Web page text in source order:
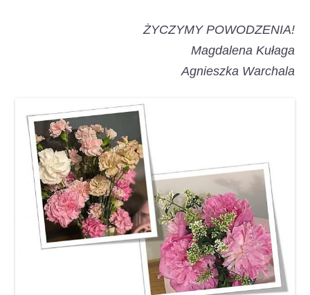
ŻYCZYMY POWODZENIA!
Magdalena Kułaga
Agnieszka Warchala